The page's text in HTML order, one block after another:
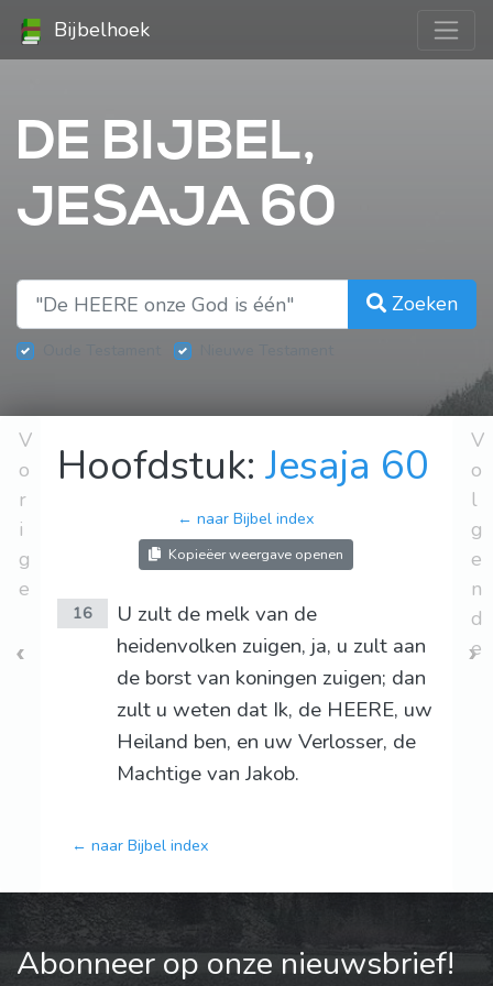
Bijbelhoek
DE BIJBEL,
JESAJA 60
Zoeken
V
o
r
i
g
e
Hoofdstuk:Jesaja 60
← naar Bijbel index
Kopieëer weergave openen
16
U zult de melk van de
heidenvolken zuigen, ja, u zult aan
de borst van koningen zuigen; dan
zult u weten dat Ik, de HEERE, uw
Heiland ben, en uw Verlosser, de
Machtige van Jakob.
← naar Bijbel index
V
o
l
g
e
n
d
e
Abonneer op onze nieuwsbrief!